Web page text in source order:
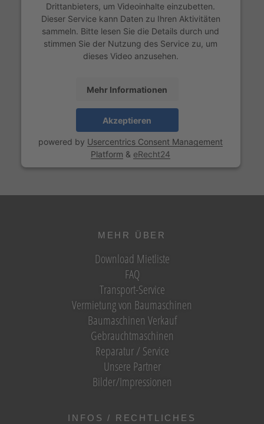
Drittanbieters, um Videoinhalte einzubetten.
Dieser Service kann Daten zu Ihren Aktivitäten
sammeln. Bitte lesen Sie die Details durch und
stimmen Sie der Nutzung des Service zu, um
dieses Video anzusehen.
Mehr Informationen
Akzeptieren
powered by Usercentrics Consent Management
Platform & eRecht24
MEHR ÜBER
Download Mietliste
FAQ
Transport-Service
Vermietung von Baumaschinen
Baumaschinen Verkauf
Gebrauchtmaschinen
Reparatur / Service
Unsere Partner
Bilder/Impressionen
INFOS / RECHTLICHES